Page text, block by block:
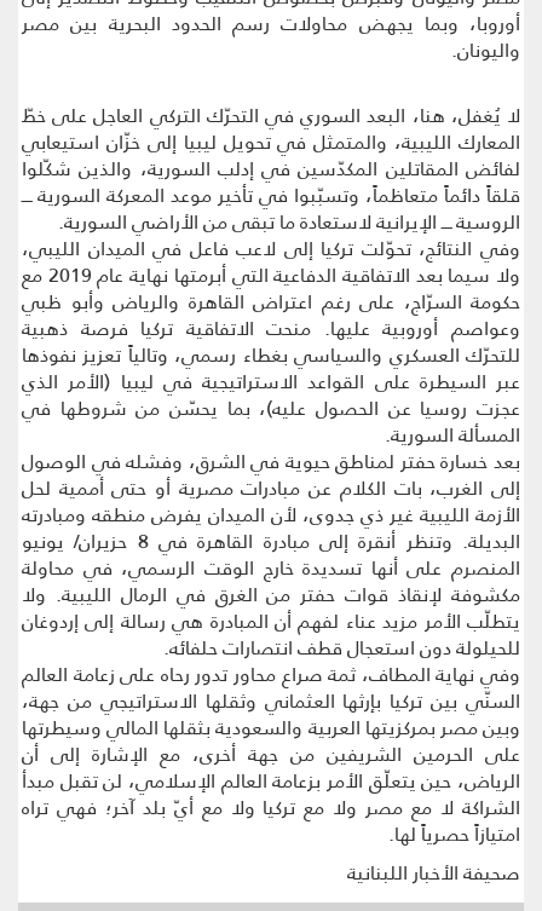
أوروبا، وبما يجهض محاولات رسم الحدود البحرية بين مصر
واليونان.
لا يُغفل، هنا، البعد السوري في التحرّك التركي العاجل على خطّ
المعارك الليبية، والمتمثل في تحويل ليبيا إلى خزّان استيعابي
لفائض المقاتلين المكدّسين في إدلب السورية، والذين شكّلوا
قلقاً دائماً متعاظماً، وتسبّبوا في تأخير موعد المعركة السورية ــــ
الروسية ــــ الإيرانية لاستعادة ما تبقى من الأراضي السورية.
وفي النتائج، تحوّلت تركيا إلى لاعب فاعل في الميدان الليبي،
ولا سيما بعد الاتفاقية الدفاعية التي أبرمتها نهاية عام 2019 مع
حكومة السرّاج، على رغم اعتراض القاهرة والرياض وأبو ظبي
وعواصم أوروبية عليها. منحت الاتفاقية تركيا فرصة ذهبية
للتحرّك العسكري والسياسي بغطاء رسمي، وتالياً تعزيز نفوذها
عبر السيطرة على القواعد الاستراتيجية في ليبيا (الأمر الذي
عجزت روسيا عن الحصول عليه)، بما يحسّن من شروطها في
المسألة السورية.
بعد خسارة حفتر لمناطق حيوية في الشرق، وفشله في الوصول
إلى الغرب، بات الكلام عن مبادرات مصرية أو حتى أممية لحل
الأزمة الليبية غير ذي جدوى، لأن الميدان يفرض منطقه ومبادرته
البديلة. وتنظر أنقرة إلى مبادرة القاهرة في 8 حزيران/ يونيو
المنصرم على أنها تسديدة خارج الوقت الرسمي، في محاولة
مكشوفة لإنقاذ قوات حفتر من الغرق في الرمال الليبية. ولا
يتطلّب الأمر مزيد عناء لفهم أن المبادرة هي رسالة إلى إردوغان
للحيلولة دون استعجال قطف انتصارات حلفائه.
وفي نهاية المطاف، ثمة صراع محاور تدور رحاه على زعامة العالم
السنّي بين تركيا بإرثها العثماني وثقلها الاستراتيجي من جهة،
وبين مصر بمركزيتها العربية والسعودية بثقلها المالي وسيطرتها
على الحرمين الشريفين من جهة أخرى، مع الإشارة إلى أن
الرياض، حين يتعلّق الأمر بزعامة العالم الإسلامي، لن تقبل مبدأ
الشراكة لا مع مصر ولا مع تركيا ولا مع أيّ بلد آخر؛ فهي تراه
امتيازاً حصرياً لها.
صحيفة الأخبار اللبنانية